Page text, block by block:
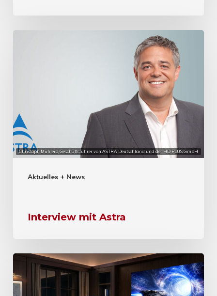
Christoph Mühleib, Geschäftsführer von ASTRA Deutschland und der HD PLUS GmbH
Aktuelles + News
Interview mit Astra